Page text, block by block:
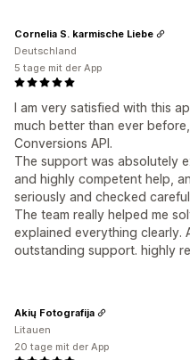
I am very satisfied with this
much better than ever
Conversions API.
The support was absolutely
and highly competent help,
seriously and checked
The team really helped me
explained everything clearly.
outstanding support. highly
Cornelia S. karmische Liebe
Deutschland
5 tage mit der App
Akių Fotografija
Litauen
20 tage mit der App